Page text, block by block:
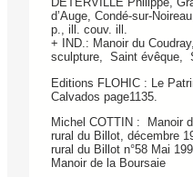
d’Auge, Condé-sur-­
p., ill. couv. ill.
+ IND.: Manoir du
sculpture, Saint évêque,
Editions FLOHIC : Le
Calvados page1135.
Michel COTTIN : Manoir
rural du Billot, décembre
rural du Billot n°58 Mai
Manoir de la Boursaie